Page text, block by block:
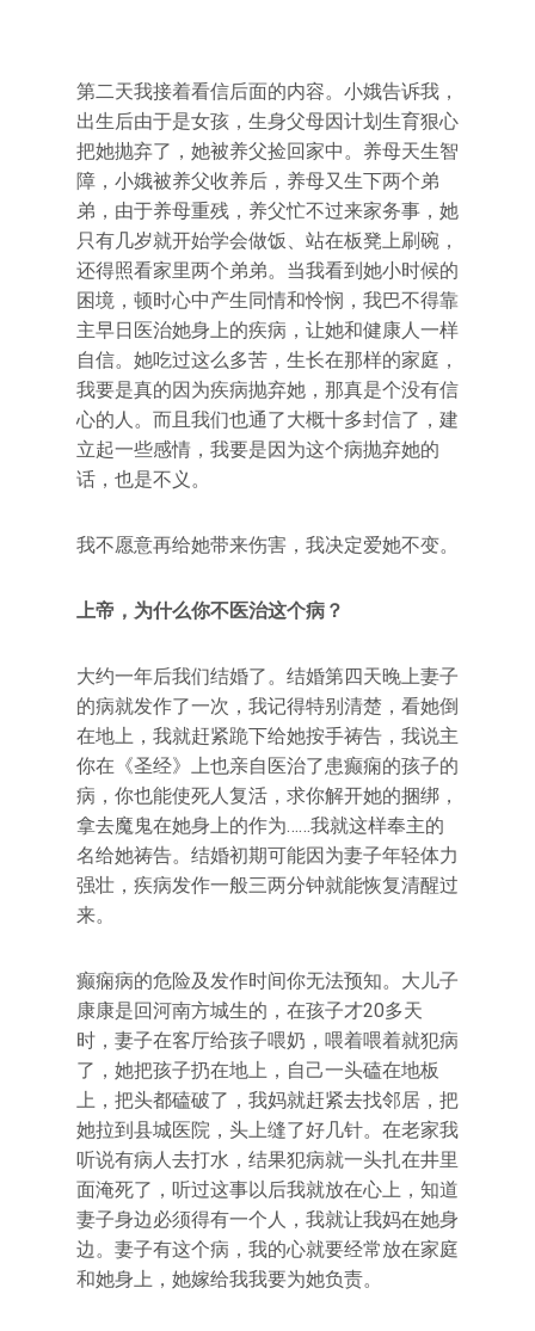
第二天我接着看信后面的内容。小娥告诉我，
出生后由于是女孩，生身父母因计划生育狠心
把她抛弃了，她被养父捡回家中。养母天生智
障，小娥被养父收养后，养母又生下两个弟
弟，由于养母重残，养父忙不过来家务事，她
只有几岁就开始学会做饭、站在板凳上刷碗，
还得照看家里两个弟弟。当我看到她小时候的
困境，顿时心中产生同情和怜悯，我巴不得靠
主早日医治她身上的疾病，让她和健康人一样
自信。她吃过这么多苦，生长在那样的家庭，
我要是真的因为疾病抛弃她，那真是个没有信
心的人。而且我们也通了大概十多封信了，建
立起一些感情，我要是因为这个病抛弃她的
话，也是不义。
我不愿意再给她带来伤害，我决定爱她不变。
上帝，为什么你不医治这个病？
大约一年后我们结婚了。结婚第四天晚上妻子
的病就发作了一次，我记得特别清楚，看她倒
在地上，我就赶紧跪下给她按手祷告，我说主
你在《圣经》上也亲自医治了患癫痫的孩子的
病，你也能使死人复活，求你解开她的捆绑，
拿去魔鬼在她身上的作为……我就这样奉主的
名给她祷告。结婚初期可能因为妻子年轻体力
强壮，疾病发作一般三两分钟就能恢复清醒过
来。
癫痫病的危险及发作时间你无法预知。大儿子
康康是回河南方城生的，在孩子才20多天
时，妻子在客厅给孩子喂奶，喂着喂着就犯病
了，她把孩子扔在地上，自己一头磕在地板
上，把头都磕破了，我妈就赶紧去找邻居，把
她拉到县城医院，头上缝了好几针。在老家我
听说有病人去打水，结果犯病就一头扎在井里
面淹死了，听过这事以后我就放在心上，知道
妻子身边必须得有一个人，我就让我妈在她身
边。妻子有这个病，我的心就要经常放在家庭
和她身上，她嫁给我我要为她负责。